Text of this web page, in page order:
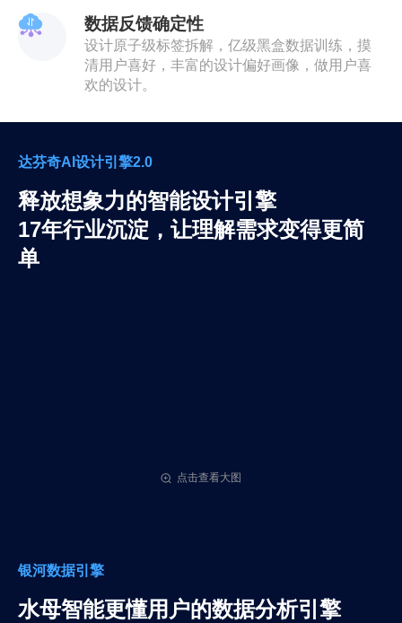
数据反馈确定性
设计原子级标签拆解，亿级黑盒数据训练，摸
清用户喜好，丰富的设计偏好画像，做用户喜
欢的设计。
达芬奇AI设计引擎2.0
释放想象力的智能设计引擎
17年行业沉淀，让理解需求变得更简
单
点击查看大图
银河数据引擎
水母智能更懂用户的数据分析引擎